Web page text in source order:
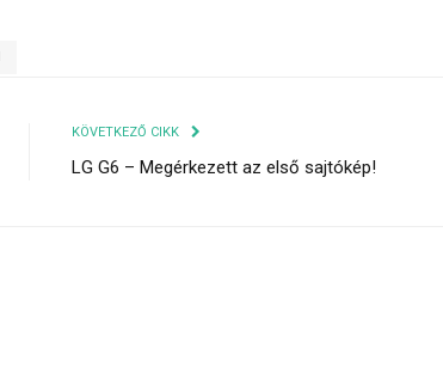
KÖVETKEZŐ CIKK
LG G6 – Megérkezett az első sajtókép!